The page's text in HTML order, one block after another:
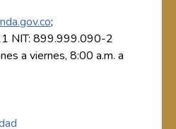
;
NIT: 899.999.090-2
a viernes, 8:00 a.m. a